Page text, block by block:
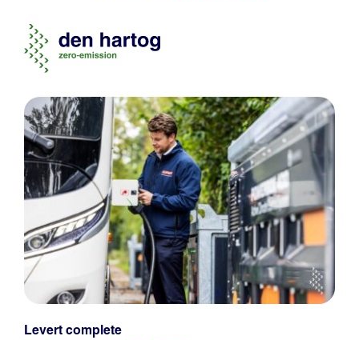
Levert complete